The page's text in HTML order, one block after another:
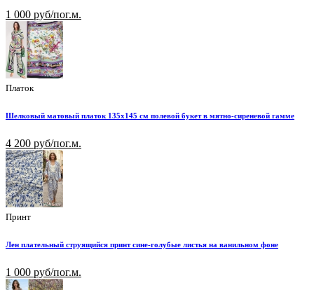
1 000 руб/пог.м.
Платок
Шелковый матовый платок 135х145 см полевой букет в мятно-сиреневой гамме
4 200 руб/пог.м.
Принт
Лен плательный струящийся принт сине-голубые листья на ванильном фоне
1 000 руб/пог.м.